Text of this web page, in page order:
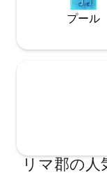
プール
リマ郡の